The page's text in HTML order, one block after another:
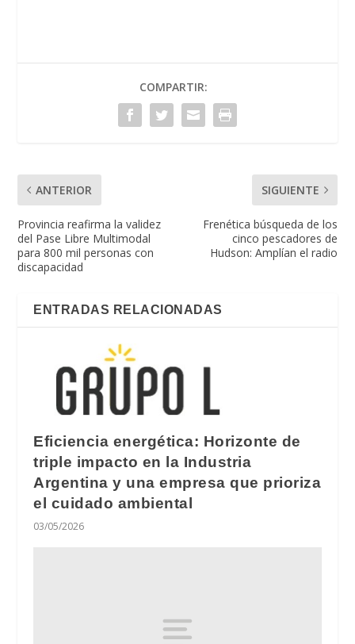
COMPARTIR:
ANTERIOR
Provincia reafirma la validez
del Pase Libre Multimodal
para 800 mil personas con
discapacidad
SIGUIENTE
Frenética búsqueda de los
cinco pescadores de
Hudson: Amplían el radio
ENTRADAS RELACIONADAS
Eficiencia energética: Horizonte de
triple impacto en la Industria
Argentina y una empresa que prioriza
el cuidado ambiental
03/05/2026